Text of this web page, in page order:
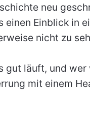
neu
einen Einblick in
nicht zu
gut läuft, und
mit einem